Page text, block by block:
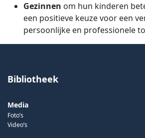
Gezinnen om hun kinderen
een positieve keuze voor een
persoonlijke en professionele
Bibliotheek
Media
Foto’s
Video’s